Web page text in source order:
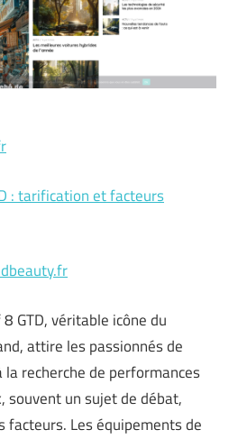
: tarification et facteurs
GTD, véritable icône du
attire les passionnés de
recherche de performances
souvent un sujet de débat,
facteurs. Les équipements de